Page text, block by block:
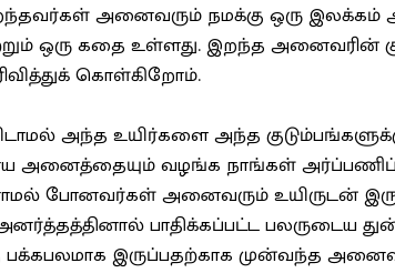
அனைவரும் நமக்கு ஒரு
ஒரு கதை உள்ளது. இறந்த அனைவரின்
கொள்கிறோம்.
அந்த உயிர்களை அந்த
அனைத்தையும் வழங்க நாங்கள்
போனவர்கள் அனைவரும் உயிருடன்
பாதிக்கப்பட்ட பலருடைய
பக்கபலமாக இருப்பதற்காக முன்வந்த